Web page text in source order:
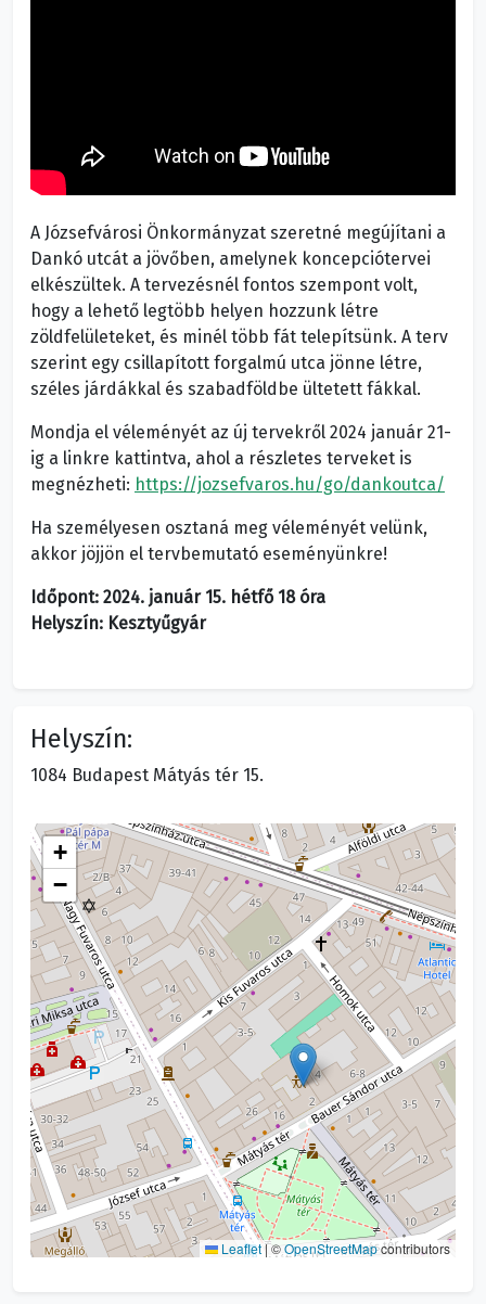
A Józsefvárosi Önkormányzat szeretné megújítani a
Dankó utcát a jövőben, amelynek koncepciótervei
elkészültek. A tervezésnél fontos szempont volt,
hogy a lehető legtöbb helyen hozzunk létre
zöldfelületeket, és minél több fát telepítsünk. A terv
szerint egy csillapított forgalmú utca jönne létre,
széles járdákkal és szabadföldbe ültetett fákkal.
Mondja el véleményét az új tervekről 2024 január 21-
ig a linkre kattintva, ahol a részletes terveket is
megnézheti: https://jozsefvaros.hu/go/dankoutca/
Ha személyesen osztaná meg véleményét velünk,
akkor jöjjön el tervbemutató eseményünkre!
Időpont: 2024. január 15. hétfő 18 óra
Helyszín: Kesztyűgyár
Helyszín:
1084 Budapest Mátyás tér 15.
+
−
Leaflet|©OpenStreetMapcontributors